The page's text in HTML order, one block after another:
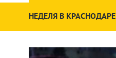
НЕДЕЛЯ В КРАСНОДАРЕ